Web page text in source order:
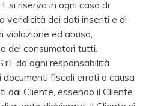
si riserva in ogni caso di
veridicità dei dati inseriti e di
violazione ed abuso,
dei consumatori tutti.
da ogni responsabilità
fiscali errati a causa
dal Cliente, essendo il Cliente